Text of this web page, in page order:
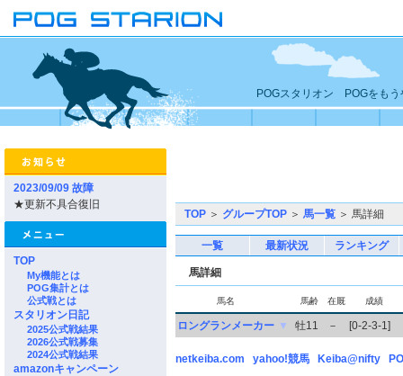
POGスタリオン POGをもう
2023/09/09 故障
★更新不具合復旧
TOP
My機能とは
POG集計とは
公式戦とは
スタリオン日記
2025公式戦結果
2026公式戦募集
2024公式戦結果
amazonキャンペーン
TOP ＞ グループTOP ＞ 馬一覧 ＞ 馬詳細
一覧 最新状況 ランキング
馬詳細
馬名 馬齢 在厩 成績
ロングランメーカー ▼ 牡11 － [0-2-3-1]
netkeiba.com yahoo!競馬 Keiba@nifty